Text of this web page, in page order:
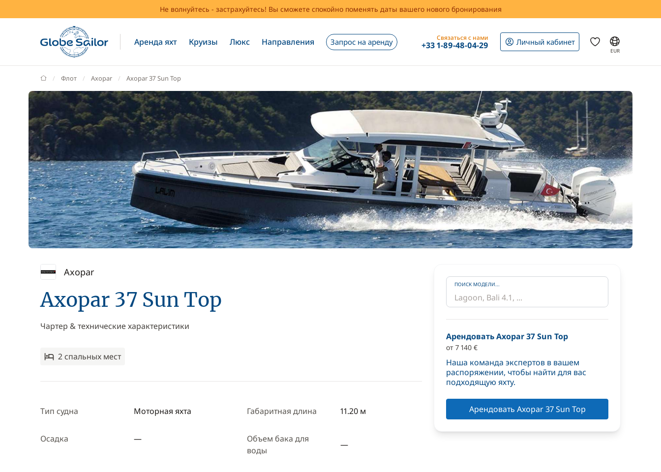
Не волнуйтесь - застрахуйтесь! Вы сможете спокойно поменять даты вашего нового бронирования
Аренда яхт Круизы Люкс Направления Запрос на аренду Связаться с нами
+33 1-89-48-04-29 Личный кабинет
EUR
GlobeSailor
Флот Axopar Axopar 37 Sun Top
Axopar
Axopar 37 Sun Top
Чартер & технические характеристики
2 спальныx мест
Тип судна Моторная яхта Габаритная длина 11.20 м
Осадка —
Объем бака для
воды
—
ПОИСК МОДЕЛИ...
Арендовать Axopar 37 Sun Top
от 7 140 €
Наша команда экспертов в вашем
распоряжении, чтобы найти для вас
подходящую яхту.
Арендовать Axopar 37 Sun Top